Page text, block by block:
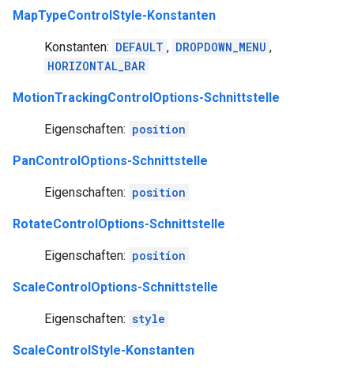
MapTypeControlStyle-Konstanten
Konstanten: DEFAULT , DROPDOWN_MENU ,
HORIZONTAL_BAR
MotionTrackingControlOptions-Schnittstelle
Eigenschaften: position
PanControlOptions-Schnittstelle
Eigenschaften: position
RotateControlOptions-Schnittstelle
Eigenschaften: position
ScaleControlOptions-Schnittstelle
Eigenschaften: style
ScaleControlStyle-Konstanten